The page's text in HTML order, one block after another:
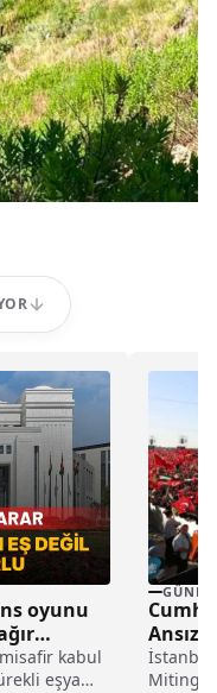
oyunu
kabul
eşya